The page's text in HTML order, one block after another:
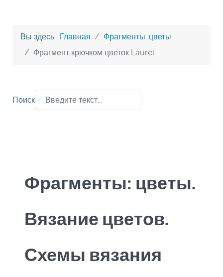
Вы здесь: Главная
Фрагменты: цветы
Фрагмент крючком цветок Laurel
Поиск
Фрагменты: цветы.
Вязание цветов.
Схемы вязания